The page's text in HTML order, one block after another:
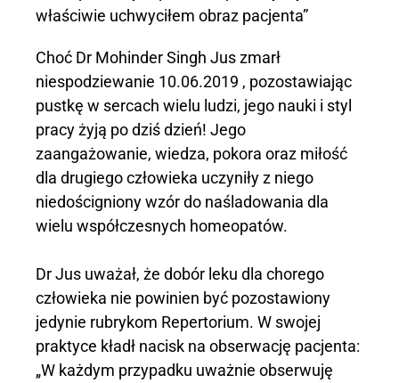
właściwie uchwyciłem obraz pacjenta”
Choć Dr Mohinder Singh Jus zmarł
niespodziewanie 10.06.2019 , pozostawiając
pustkę w sercach wielu ludzi, jego nauki i styl
pracy żyją po dziś dzień! Jego
zaangażowanie, wiedza, pokora oraz miłość
dla drugiego człowieka uczyniły z niego
niedościgniony wzór do naśladowania dla
wielu współczesnych homeopatów.
Dr Jus uważał, że dobór leku dla chorego
człowieka nie powinien być pozostawiony
jedynie rubrykom Repertorium. W swojej
praktyce kładł nacisk na obserwację pacjenta:
„W każdym przypadku uważnie obserwuję